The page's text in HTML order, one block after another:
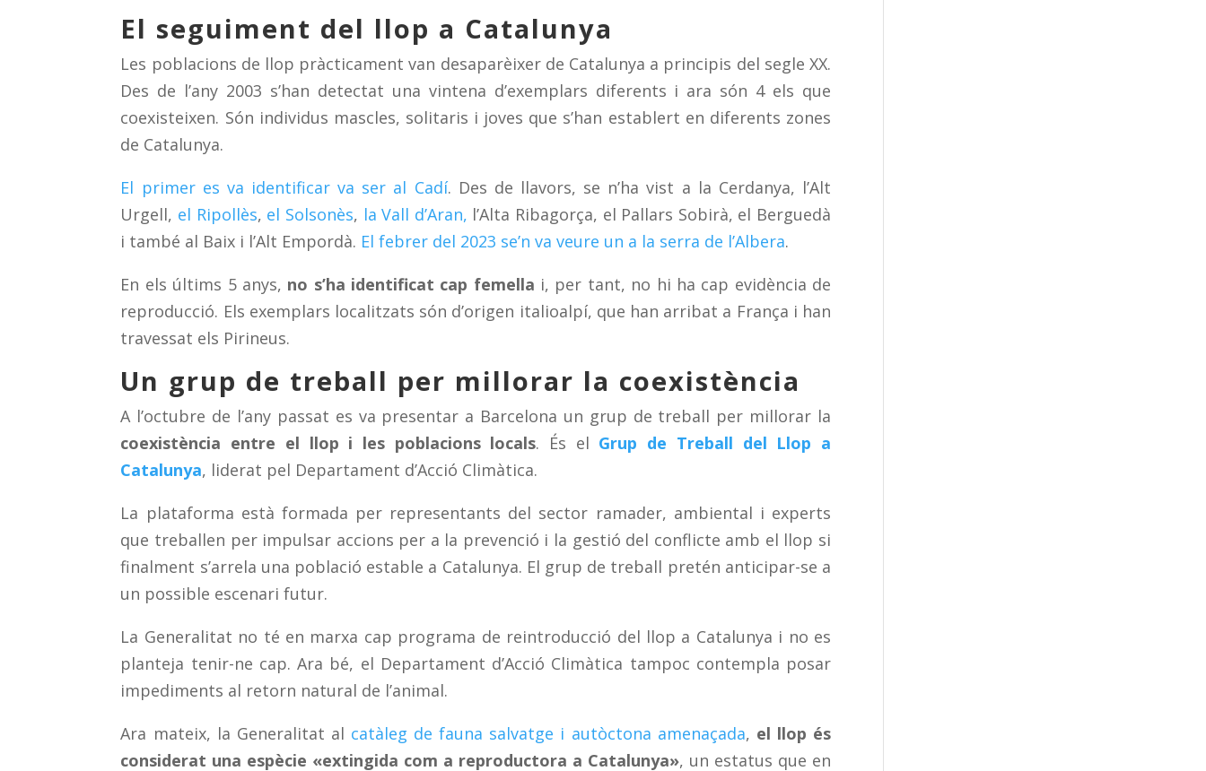
El seguiment del llop a Catalunya
Les poblacions de llop pràcticament van desaparèixer de Catalunya a principis del segle XX.
Des de l’any 2003 s’han detectat una vintena d’exemplars diferents i ara són 4 els que
coexisteixen. Són individus mascles, solitaris i joves que s’han establert en diferents zones
de Catalunya.
El primer es va identificar va ser al Cadí. Des de llavors, se n’ha vist a la Cerdanya, l’Alt
Urgell, el Ripollès, el Solsonès, la Vall d’Aran, l’Alta Ribagorça, el Pallars Sobirà, el Berguedà
i també al Baix i l’Alt Empordà. El febrer del 2023 se’n va veure un a la serra de l’Albera.
En els últims 5 anys, no s’ha identificat cap femella i, per tant, no hi ha cap evidència de
reproducció. Els exemplars localitzats són d’origen italioalpí, que han arribat a França i han
travessat els Pirineus.
Un grup de treball per millorar la coexistència
A l’octubre de l’any passat es va presentar a Barcelona un grup de treball per millorar la
coexistència entre el llop i les poblacions locals. És el Grup de Treball del Llop a
Catalunya, liderat pel Departament d’Acció Climàtica.
La plataforma està formada per representants del sector ramader, ambiental i experts
que treballen per impulsar accions per a la prevenció i la gestió del conflicte amb el llop si
finalment s’arrela una població estable a Catalunya. El grup de treball pretén anticipar-se a
un possible escenari futur.
La Generalitat no té en marxa cap programa de reintroducció del llop a Catalunya i no es
planteja tenir-ne cap. Ara bé, el Departament d’Acció Climàtica tampoc contempla posar
impediments al retorn natural de l’animal.
Ara mateix, la Generalitat al catàleg de fauna salvatge i autòctona amenaçada, el llop és
considerat una espècie «extingida com a reproductora a Catalunya», un estatus que en